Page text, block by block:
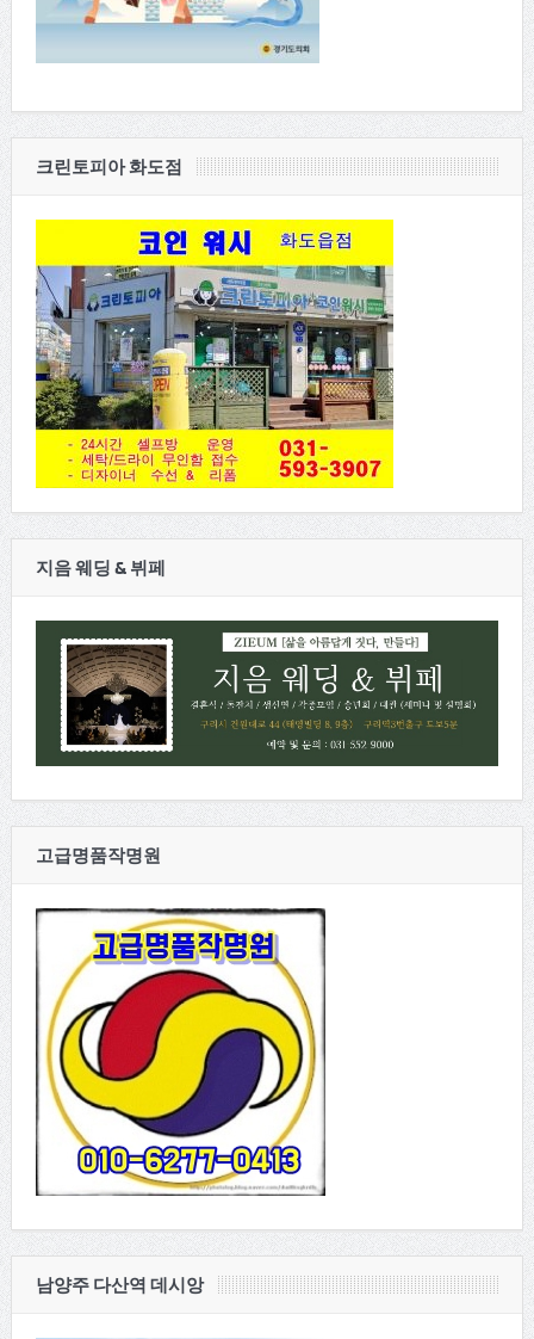
크린토피아 화도점
지음 웨딩 & 뷔페
고급명품작명원
남양주 다산역 데시앙